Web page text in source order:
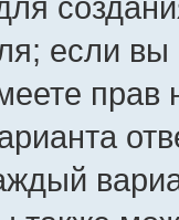
если
прав